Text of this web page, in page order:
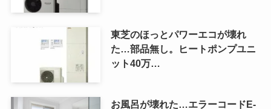
東芝のほっとパワーエコが壊れ
た…部品無し。ヒートポンプユニ
ット40万…
お風呂が壊れた…エラーコードE-